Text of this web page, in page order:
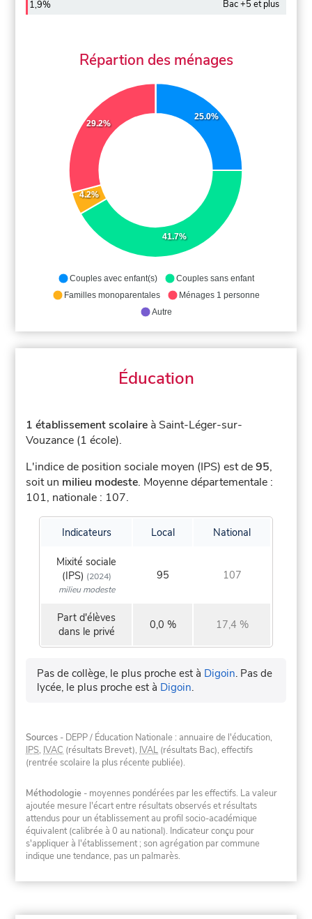
1,9% Bac +5 et plus
Répartion des ménages
25.0%
41.7%
4.2%
29.2%
Couples avec enfant(s)
Couples sans enfant
Familles monoparentales
Ménages 1 personne
Autre
Éducation
1 établissement scolaire à Saint-Léger-sur-
Vouzance (1 école).
L'indice de position sociale moyen (IPS) est de95,
soit un milieu modeste. Moyenne départementale :
101, nationale : 107.
Indicateurs Local National
Mixité sociale
(IPS) (2024)
milieu modeste
95 107
Part d'élèves
dans le privé
0,0 % 17,4 %
Pas de collège, le plus proche est à Digoin. Pas de
lycée, le plus proche est à Digoin.
Sources - DEPP / Éducation Nationale : annuaire de l'éducation,
IPS, IVAC (résultats Brevet), IVAL (résultats Bac), effectifs
(rentrée scolaire la plus récente publiée).
Méthodologie - moyennes pondérées par les effectifs. La valeur
ajoutée mesure l'écart entre résultats observés et résultats
attendus pour un établissement au profil socio-académique
équivalent (calibrée à 0 au national). Indicateur conçu pour
s'appliquer à l'établissement ; son agrégation par commune
indique une tendance, pas un palmarès.